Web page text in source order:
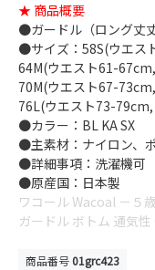
★ 商品概要
●ガードル（ロング丈丈
●サイズ：58S(ウエス
64M(ウエスト61-
70M(ウエスト67-
76L(ウエスト73-
●カラー：BL KA SX
●主素材：ナイロン、
●詳細事項：洗濯機可
●原産国：日本製
ワコール Wacoal －５
ガードル ボトム 通気
商品番号01grc423